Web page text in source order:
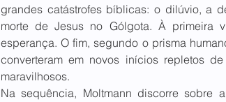
grandes catástrofes bíblicas: o dilúvio, a
morte de Jesus no Gólgota. À primeira
esperança. O fim, segundo o prisma
converteram em novos inícios repletos
maravilhosos.
Na sequência, Moltmann discorre sobre